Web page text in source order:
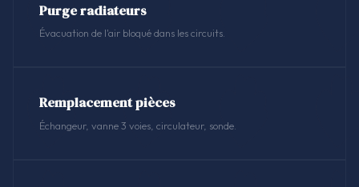
Purge radiateurs
Évacuation de l'air bloqué dans les circuits.
Remplacement pièces
Échangeur, vanne 3 voies, circulateur, sonde.